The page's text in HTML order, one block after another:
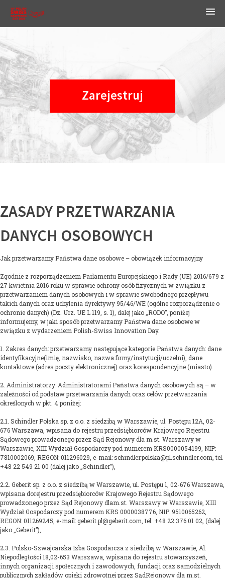
Zarejestruj
ZASADY PRZETWARZANIA
DANYCH OSOBOWYCH
Jak przetwarzamy Państwa dane osobowe – obowiązek informacyjny
Zgodnie z rozporządzeniem Parlamentu Europejskiego i Rady (UE) 2016/679 z
27 kwietnia 2016 roku w sprawie ochrony osób fizycznych w związku z
przetwarzaniem danych osobowych i w sprawie swobodnego przepływu
takich danych oraz uchylenia dyrektywy 95/46/WE (ogólne rozporządzenie o
ochronie danych) (Dz. Urz. UE L 119, s. 1), dalej jako „RODO”, poniżej
informujemy, w jaki sposób przetwarzamy Państwa dane osobowe w
związku z wydarzeniem Polish-Swiss Innovation Day.
1. Zakres danych: przetwarzamy następujące kategorie Państwa danych: dane
identyfikacyjne(imię, nazwisko, nazwa firmy/instytucji/uczelni), dane
kontaktowe (adres poczty elektronicznej) oraz korespondencyjne (miasto).
2. Administratorzy: Administratorami Państwa danych osobowych są – w
zależności od podstaw przetwarzania danych oraz celów przetwarzania
określonych w pkt. 4 poniżej:
2.1. Schindler Polska sp. z o.o. z siedzibą w Warszawie, ul. Postępu 12A, 02-
676 Warszawa, wpisana do rejestru przedsiębiorców Krajowego Rejestru
Sądowego prowadzonego przez Sąd Rejonowy dla m.st. Warszawy w
Warszawie, XIII Wydział Gospodarczy pod numerem KRS0000054199, NIP:
7810002069, REGON: 011296029, e-mail: schindler.polska@pl.schindler.com, tel.
+48 22 549 21 00 (dalej jako „Schindler”),
2.2. Geberit sp. z o.o. z siedzibą w Warszawie, ul. Postępu 1, 02-676 Warszawa,
wpisana dorejestru przedsiębiorców Krajowego Rejestru Sądowego
prowadzonego przez Sąd Rejonowy dlam.st. Warszawy w Warszawie, XIII
Wydział Gospodarczy pod numerem KRS 0000038776, NIP: 9510065262,
REGON: 011269245, e-mail: geberit.pl@geberit.com, tel. +48 22 376 01 02, (dalej
jako „Geberit”),
2.3. Polsko-Szwajcarska Izba Gospodarcza z siedzibą w Warszawie, Al.
Niepodległości 18,02-653 Warszawa, wpisana do rejestru stowarzyszeń,
innych organizacji społecznych i zawodowych, fundacji oraz samodzielnych
publicznych zakładów opieki zdrowotnej przez SądRejonowy dla m.st.